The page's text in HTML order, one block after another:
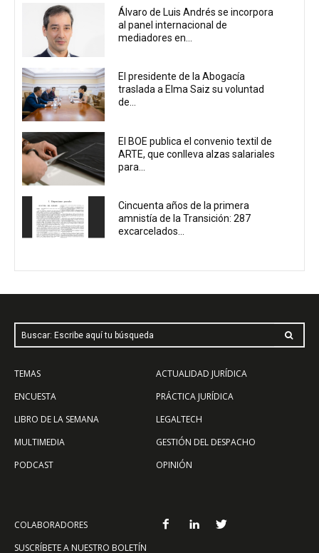
Álvaro de Luis Andrés se incorpora
al panel internacional de
mediadores en...
El presidente de la Abogacía
traslada a Elma Saiz su voluntad
de...
El BOE publica el convenio textil de
ARTE, que conlleva alzas salariales
para...
Cincuenta años de la primera
amnistía de la Transición: 287
excarcelados...
Buscar: Escribe aquí tu búsqueda
TEMAS
ENCUESTA
LIBRO DE LA SEMANA
MULTIMEDIA
PODCAST
ACTUALIDAD JURÍDICA
PRÁCTICA JURÍDICA
LEGALTECH
GESTIÓN DEL DESPACHO
OPINIÓN
COLABORADORES
SUSCRÍBETE A NUESTRO BOLETÍN